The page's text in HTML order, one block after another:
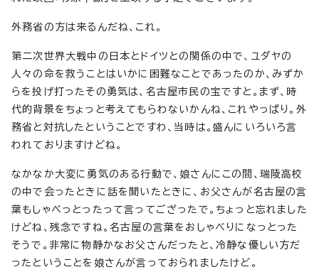
外務省の方は来るんだね、これ。
第二次世界大戦中の日本とドイツとの関係の中で、ユダヤの
人々の命を救うことはいかに困難なことであったのか、みずか
らを投げ打ったその勇気は、名古屋市民の宝ですと。まず、時
代的背景をちょっと考えてもらわないかんね、これやっぱり。外
務省と対抗したということですわ、当時は。盛んにいろいろ言
われておりますけどね。
なかなか大変に勇気のある行動で、娘さんにこの間、瑞陵高校
の中で会ったときに話を聞いたときに、お父さんが名古屋の言
葉もしゃべっとったって言ってござったで。ちょっと忘れました
けどね、残念ですね。名古屋の言葉をおしゃべりになっとった
そうで。非常に物静かなお父さんだったと、冷静な優しい方だ
ったということを娘さんが言っておられましたけど。